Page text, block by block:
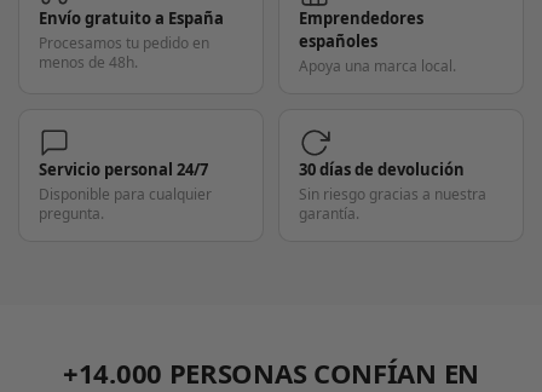
Envío gratuito a España
Procesamos tu pedido en
menos de 48h.
Emprendedores
españoles
Apoya una marca local.
Servicio personal 24/7
Disponible para cualquier
pregunta.
30 días de devolución
Sin riesgo gracias a nuestra
garantía.
+14.000 PERSONAS CONFÍAN EN